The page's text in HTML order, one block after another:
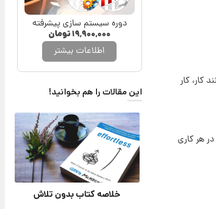
کار، کار
هر کاری
دوره سیستم سازی پیشرفته
۱۹,۹۰۰,۰۰۰تومان
اطلاعات بیشتر
این مقالات را هم بخوانید!
خلاصه کتاب بدون تلاش